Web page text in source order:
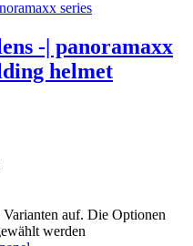
-| panoramaxx
helmet
auf. Die Optionen
werden